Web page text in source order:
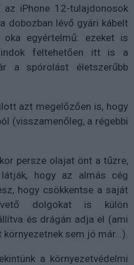
az iPhone 12-tulajdonosok
dobozban lévő gyári kábelt
egyértelmű: ezeket is
feltehetően itt is a
a spórolást életszerűbb
azt megelőzően is, hogy
(visszamenőleg, a régebbi
persze olajat önt a tűzre,
hogy az almás cég
hogy csökkentse a saját
dolgokat is külön
és drágán adja el (ami
sem jó már...).
a környezetvédelmi